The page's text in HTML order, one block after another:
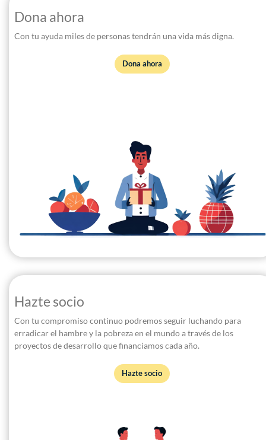
Dona ahora
Con tu ayuda miles de personas tendrán una vida más digna.
Dona ahora
Hazte socio
Con tu compromiso continuo podremos seguir luchando para
erradicar el hambre y la pobreza en el mundo a través de los
proyectos de desarrollo que financiamos cada año.
Hazte socio